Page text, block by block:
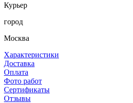
Курьер
город
Москва
Характеристики
Доставка
Оплата
Фото работ
Сертификаты
Отзывы